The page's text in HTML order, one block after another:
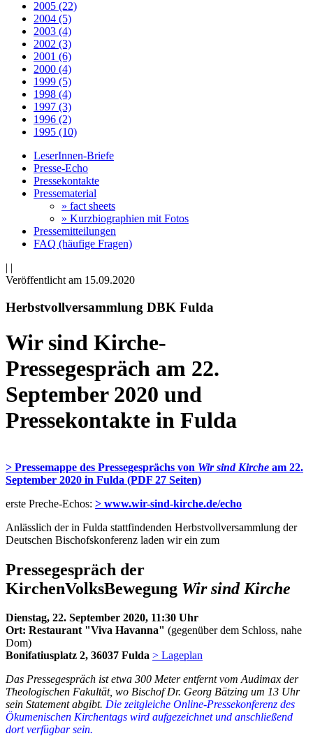
2005 (22)
2004 (5)
2003 (4)
2002 (3)
2001 (6)
2000 (4)
1999 (5)
1998 (4)
1997 (3)
1996 (2)
1995 (10)
LeserInnen-Briefe
Presse-Echo
Pressekontakte
Pressematerial
» fact sheets
» Kurzbiographien mit Fotos
Pressemitteilungen
FAQ (häufige Fragen)
| |
Veröffentlicht am 15­.09.2020
Herbstvollversammlung DBK Fulda
Wir sind Kirche-
Pressegespräch am 22.
September 2020 und
Pressekontakte in Fulda
> Pressemappe des Pressegesprächs von Wir sind Kirche am 22.
September 2020 in Fulda (PDF 27 Seiten)
erste Preche-Echos: > www.wir-sind-kirche.de/echo
Anlässlich der in Fulda stattfindenden Herbstvollversammlung der
Deutschen Bischofskonferenz laden wir ein zum
Pressegespräch der
KirchenVolksBewegung Wir sind Kirche
Dienstag, 22. September 2020, 11:30 Uhr
Ort: Restaurant "Viva Havanna" (gegenüber dem Schloss, nahe
Dom)
Bonifatiusplatz 2, 36037 Fulda > Lageplan
Das Pressegespräch ist etwa 300 Meter entfernt vom Audimax der
Theologischen Fakultät, wo Bischof Dr. Georg Bätzing um 13 Uhr
sein Statement abgibt. Die zeitgleiche Online-Pressekonferenz des
Ökumenischen Kirchentags wird aufgezeichnet und anschließend
dort verfügbar sein.